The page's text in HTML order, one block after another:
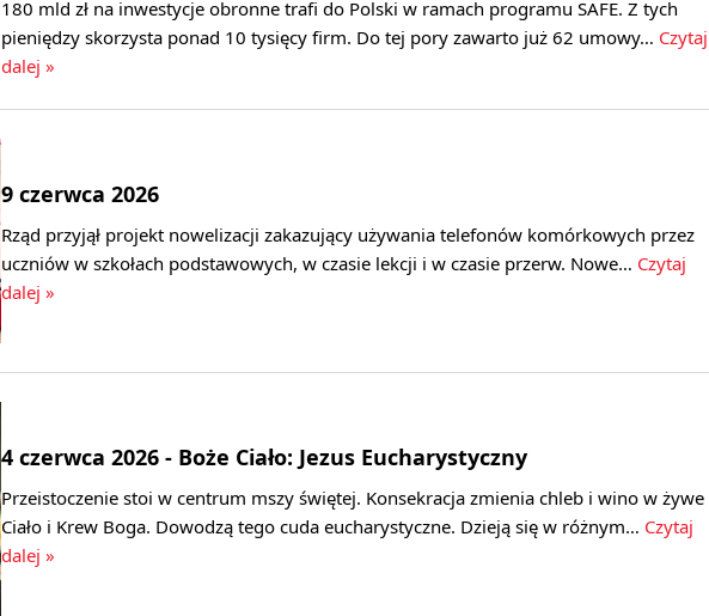
180 mld zł na inwestycje obronne trafi do Polski w ramach programu SAFE. Z tych
pieniędzy skorzysta ponad 10 tysięcy firm. Do tej pory zawarto już 62 umowy… Czytaj
dalej »
9 czerwca 2026
Rząd przyjął projekt nowelizacji zakazujący używania telefonów komórkowych przez
uczniów w szkołach podstawowych, w czasie lekcji i w czasie przerw. Nowe… Czytaj
dalej »
4 czerwca 2026 - Boże Ciało: Jezus Eucharystyczny
Przeistoczenie stoi w centrum mszy świętej. Konsekracja zmienia chleb i wino w żywe
Ciało i Krew Boga. Dowodzą tego cuda eucharystyczne. Dzieją się w różnym… Czytaj
dalej »